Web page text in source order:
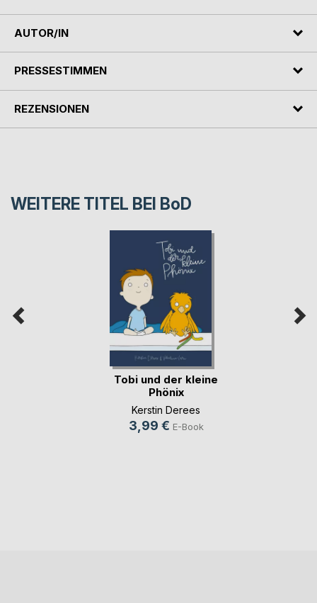
AUTOR/IN
PRESSESTIMMEN
REZENSIONEN
WEITERE TITEL BEI BoD
Tobi und der kleine
Phönix
Kerstin Derees
3,99 € E-Book